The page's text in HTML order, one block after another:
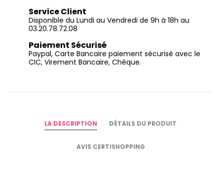
Service Client
Disponible du Lundi au Vendredi de 9h à 18h au
03.20.78.72.08
Paiement Sécurisé
Paypal, Carte Bancaire paiement sécurisé avec le
CIC, Virement Bancaire, Chèque.
LA DESCRIPTION DÉTAILS DU PRODUIT
AVIS CERTISHOPPING